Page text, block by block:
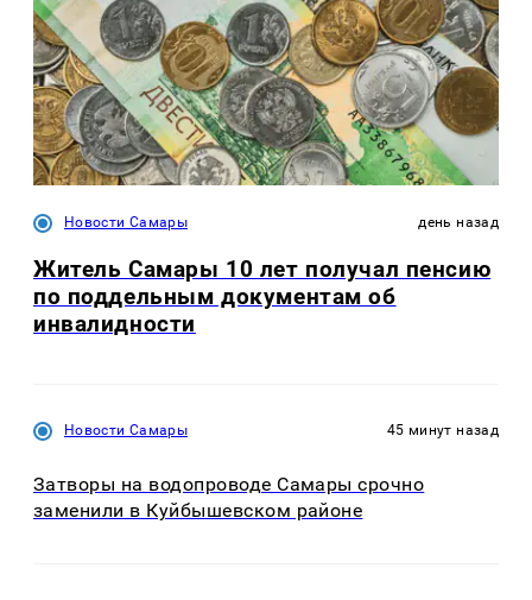
Новости Самары день назад
Житель Самары 10 лет получал пенсию
по поддельным документам об
инвалидности
Новости Самары 45 минут назад
Затворы на водопроводе Самары срочно
заменили в Куйбышевском районе